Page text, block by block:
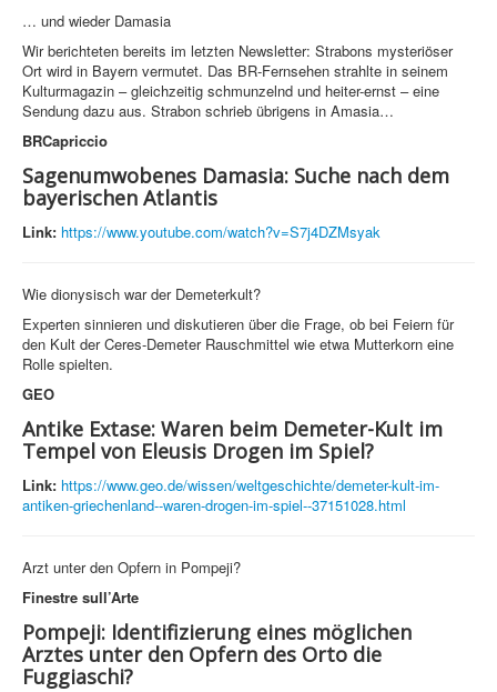
… und wieder Damasia
Wir berichteten bereits im letzten Newsletter: Strabons mysteriöser
Ort wird in Bayern vermutet. Das BR-Fernsehen strahlte in seinem
Kulturmagazin – gleichzeitig schmunzelnd und heiter-ernst – eine
Sendung dazu aus. Strabon schrieb übrigens in Amasia…
BRCapriccio
Sagenumwobenes Damasia: Suche nach dem
bayerischen Atlantis
Link: https://www.youtube.com/watch?v=S7j4DZMsyak
Wie dionysisch war der Demeterkult?
Experten sinnieren und diskutieren über die Frage, ob bei Feiern für
den Kult der Ceres-Demeter Rauschmittel wie etwa Mutterkorn eine
Rolle spielten.
GEO
Antike Extase: Waren beim Demeter-Kult im
Tempel von Eleusis Drogen im Spiel?
Link: https://www.geo.de/wissen/weltgeschichte/demeter-kult-im-
antiken-griechenland--waren-drogen-im-spiel--37151028.html
Arzt unter den Opfern in Pompeji?
Finestre sull’Arte
Pompeji: Identifizierung eines möglichen
Arztes unter den Opfern des Orto die
Fuggiaschi?